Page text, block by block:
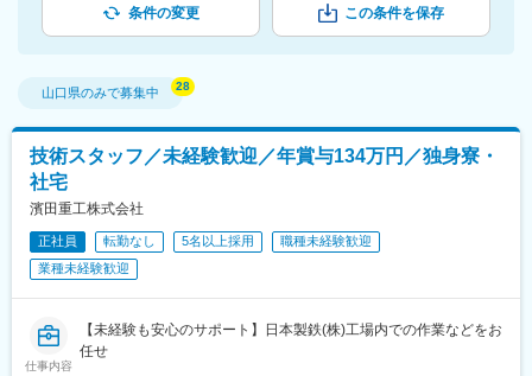
条件の変更 この条件を保存
山口県のみで募集中
技術スタッフ／未経験歓迎／年賞与134万円／独身寮・
社宅
濱田重工株式会社
正社員 転勤なし 5名以上採用
職種未経験歓迎
業種未経験歓迎
仕事内容
【未経験も安心のサポート】日本製鉄(株)工場内での作業などをお
任せ